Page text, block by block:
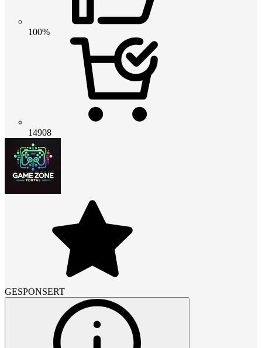
100%
14908
GESPONSERT